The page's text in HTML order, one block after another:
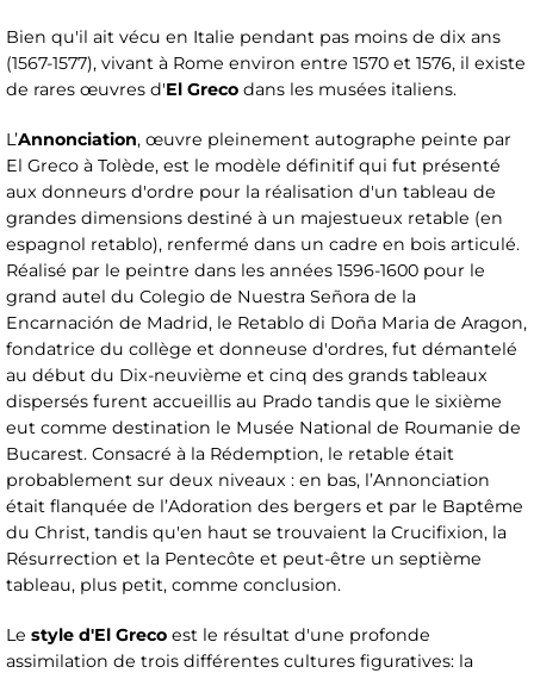
Bien qu'il ait vécu en Italie pendant pas moins de dix ans
(1567-1577), vivant à Rome environ entre 1570 et 1576, il existe
de rares œuvres d'El Greco dans les musées italiens.
L’Annonciation, œuvre pleinement autographe peinte par
El Greco à Tolède, est le modèle définitif qui fut présenté
aux donneurs d'ordre pour la réalisation d'un tableau de
grandes dimensions destiné à un majestueux retable (en
espagnol retablo), renfermé dans un cadre en bois articulé.
Réalisé par le peintre dans les années 1596-1600 pour le
grand autel du Colegio de Nuestra Señora de la
Encarnación de Madrid, le Retablo di Doña Maria de Aragon,
fondatrice du collège et donneuse d'ordres, fut démantelé
au début du Dix-neuvième et cinq des grands tableaux
dispersés furent accueillis au Prado tandis que le sixième
eut comme destination le Musée National de Roumanie de
Bucarest. Consacré à la Rédemption, le retable était
probablement sur deux niveaux : en bas, l’Annonciation
était flanquée de l’Adoration des bergers et par le Baptême
du Christ, tandis qu'en haut se trouvaient la Crucifixion, la
Résurrection et la Pentecôte et peut-être un septième
tableau, plus petit, comme conclusion.
Le style d'El Greco est le résultat d'une profonde
assimilation de trois différentes cultures figuratives: la